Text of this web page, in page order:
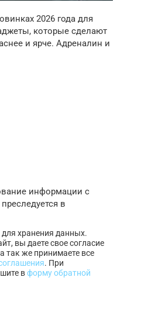
2026 года для
которые сделают
и ярче. Адреналин и
информации с
преследуется в
для хранения данных.
вы даете свое согласие
так же принимаете все
. При
вформу обратной